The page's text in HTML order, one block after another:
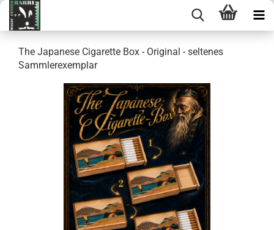
The Japanese Cigarette Box - Original - seltenes
Sammlerexemplar